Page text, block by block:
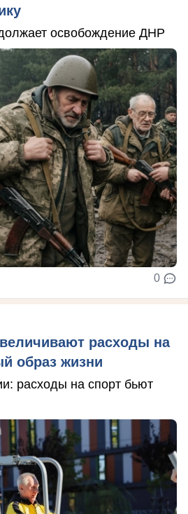
освобождение ДНР
0
расходы на
образ жизни
расходы на спорт бьют